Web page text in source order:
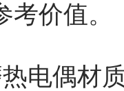
价值。
电偶材